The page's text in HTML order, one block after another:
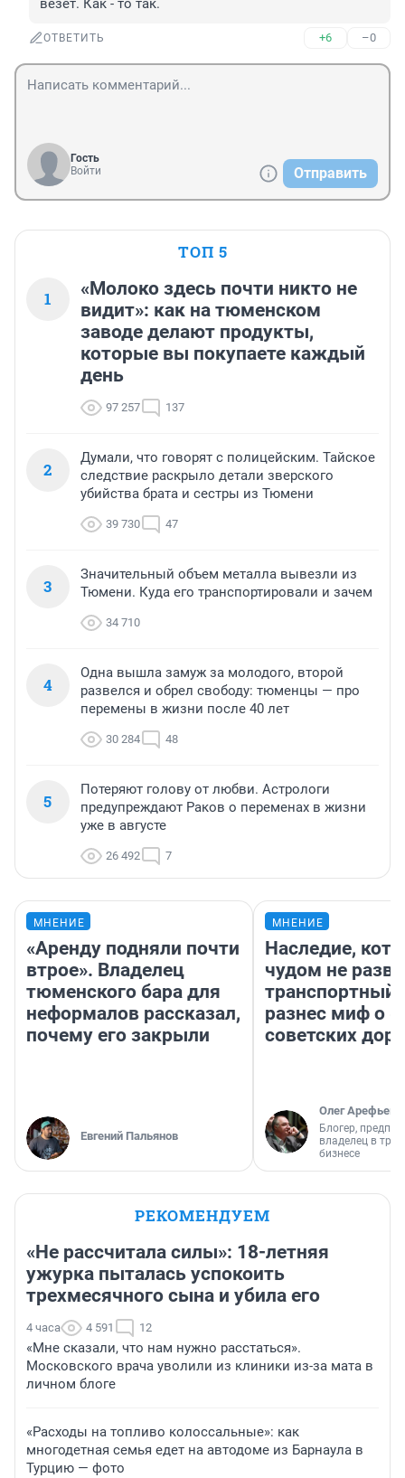
везёт. Как - то так.
ОТВЕТИТЬ +6 –0
Гость
Войти
Отправить
ТОП 5
1
«Молоко здесь почти никто не
видит»: как на тюменском
заводе делают продукты,
которые вы покупаете каждый
день
97 257 137
2
Думали, что говорят с полицейским. Тайское
следствие раскрыло детали зверского
убийства брата и сестры из Тюмени
39 730 47
3
Значительный объем металла вывезли из
Тюмени. Куда его транспортировали и зачем
34 710
4
Одна вышла замуж за молодого, второй
развелся и обрел свободу: тюменцы — про
перемены в жизни после 40 лет
30 284 48
5
Потеряют голову от любви. Астрологи
предупреждают Раков о переменах в жизни
уже в августе
26 492 7
МНЕНИЕ
«Аренду подняли почти
втрое». Владелец
тюменского бара для
неформалов рассказал,
почему его закрыли
Евгений Пальянов
МНЕНИЕ
Наследие,
чудом не
транспортный
разнес миф о
советских
Олег Арефьев
Блогер,
владелец в
бизнесе
РЕКОМЕНДУЕМ
«Не рассчитала силы»: 18-летняя
ужурка пыталась успокоить
трехмесячного сына и убила его
4 часа 4 591 12
«Мне сказали, что нам нужно расстаться».
Московского врача уволили из клиники из-за мата в
личном блоге
«Расходы на топливо колоссальные»: как
многодетная семья едет на автодоме из Барнаула в
Турцию — фото